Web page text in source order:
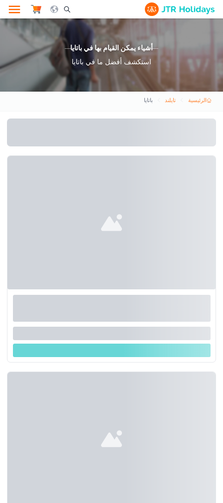
Search Opener Icon
أشياء يمكن القيام بها في باتايا
استكشف أفضل ما في باتايا
الرئيسية تايلند باتايا